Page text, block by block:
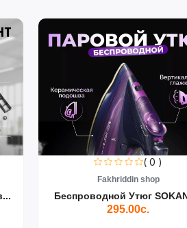
( 0 )
Fakhriddin shop
Беспроводной Утюг
295.00с.